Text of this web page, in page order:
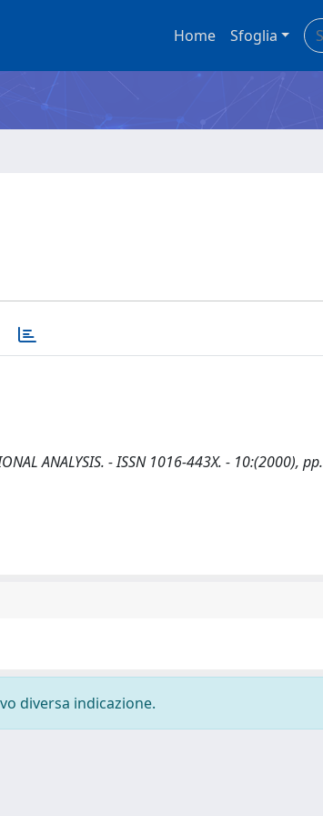
Home Sfoglia
ANALYSIS. - ISSN 1016-443X. - 10:(2000), pp.
diversa indicazione.